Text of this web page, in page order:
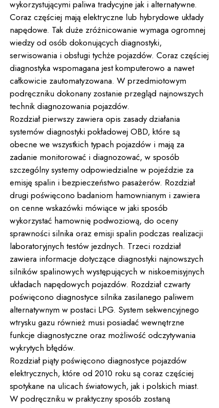
wykorzystującymi paliwa tradycyjne jak i alternatywne.
Coraz częściej mają elektryczne lub hybrydowe układy
napędowe. Tak duże zróżnicowanie wymaga ogromnej
wiedzy od osób dokonujących diagnostyki,
serwisowania i obsługi tychże pojazdów. Coraz częściej
diagnostyka wspomagana jest komputerowo a nawet
całkowicie zautomatyzowana. W przedmiotowym
podręczniku dokonany zostanie przegląd najnowszych
technik diagnozowania pojazdów.
Rozdział pierwszy zawiera opis zasady działania
systemów diagnostyki pokładowej OBD, które są
obecne we wszystkich typach pojazdów i mają za
zadanie monitorować i diagnozować, w sposób
szczególny systemy odpowiedzialne w pojeździe za
emisję spalin i bezpieczeństwo pasażerów. Rozdział
drugi poświęcono badaniom hamownianym i zawiera
on cenne wskazówki mówiące w jaki sposób
wykorzystać hamownię podwoziową, do oceny
sprawności silnika oraz emisji spalin podczas realizacji
laboratoryjnych testów jezdnych. Trzeci rozdział
zawiera informacje dotyczące diagnostyki najnowszych
silników spalinowych występujących w niskoemisyjnych
układach napędowych pojazdów. Rozdział czwarty
poświęcono diagnostyce silnika zasilanego paliwem
alternatywnym w postaci LPG. System sekwencyjnego
wtrysku gazu również musi posiadać wewnętrzne
funkcje diagnostyczne oraz możliwość odczytywania
wykrytych błędów.
Rozdział piąty poświęcono diagnostyce pojazdów
elektrycznych, które od 2010 roku są coraz częściej
spotykane na ulicach światowych, jak i polskich miast.
W podręczniku w praktyczny sposób zostaną